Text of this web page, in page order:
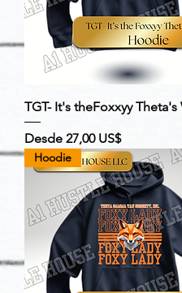
TGT- It's theFoxxyy Theta's
Desde 27,00 US$
Precio de oferta
Hoodie